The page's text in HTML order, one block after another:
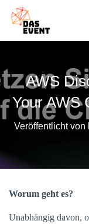
AWS
Your AWS
Veröffentlicht von
Worum geht es?
Unabhängig davon,